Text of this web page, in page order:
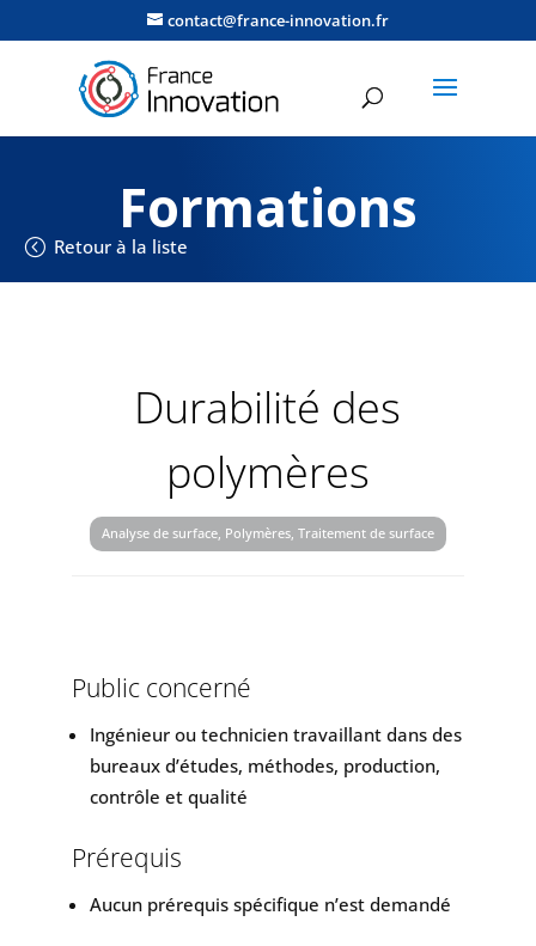
contact@france-innovation.fr
Formations
Retour à la liste
Durabilité des
polymères
Analyse de surface, Polymères, Traitement de surface
Public concerné
Ingénieur ou technicien travaillant dans des
bureaux d’études, méthodes, production,
contrôle et qualité
Prérequis
Aucun prérequis spécifique n’est demandé